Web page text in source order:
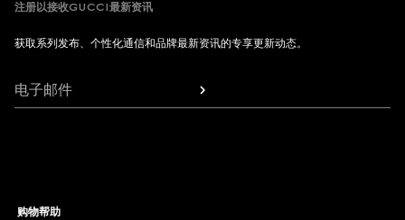
注册以接收GUCCI最新资讯
获取系列发布、个性化通信和品牌最新资讯的专享更新动态。
电子邮件
购物帮助